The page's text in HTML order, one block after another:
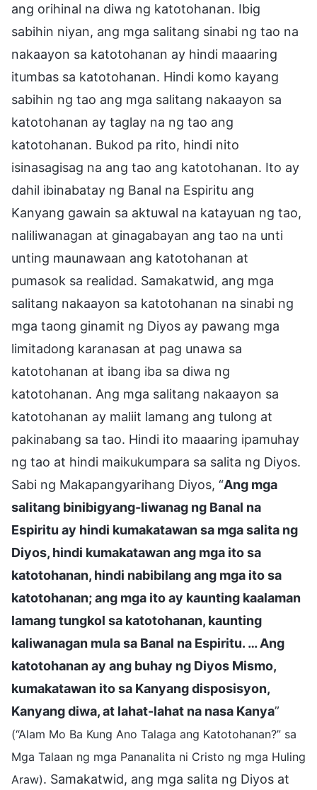
ang orihinal na diwa ng katotohanan. Ibig
sabihin niyan, ang mga salitang sinabi ng tao na
nakaayon sa katotohanan ay hindi maaaring
itumbas sa katotohanan. Hindi komo kayang
sabihin ng tao ang mga salitang nakaayon sa
katotohanan ay taglay na ng tao ang
katotohanan. Bukod pa rito, hindi nito
isinasagisag na ang tao ang katotohanan. Ito ay
dahil ibinabatay ng Banal na Espiritu ang
Kanyang gawain sa aktuwal na katayuan ng tao,
naliliwanagan at ginagabayan ang tao na unti
unting maunawaan ang katotohanan at
pumasok sa realidad. Samakatwid, ang mga
salitang nakaayon sa katotohanan na sinabi ng
mga taong ginamit ng Diyos ay pawang mga
limitadong karanasan at pag unawa sa
katotohanan at ibang iba sa diwa ng
katotohanan. Ang mga salitang nakaayon sa
katotohanan ay maliit lamang ang tulong at
pakinabang sa tao. Hindi ito maaaring ipamuhay
ng tao at hindi maikukumpara sa salita ng Diyos.
Sabi ng Makapangyarihang Diyos, “Ang mga
salitang binibigyang-liwanag ng Banal na
Espiritu ay hindi kumakatawan sa mga salita ng
Diyos, hindi kumakatawan ang mga ito sa
katotohanan, hindi nabibilang ang mga ito sa
katotohanan; ang mga ito ay kaunting kaalaman
lamang tungkol sa katotohanan, kaunting
kaliwanagan mula sa Banal na Espiritu. … Ang
katotohanan ay ang buhay ng Diyos Mismo,
kumakatawan ito sa Kanyang disposisyon,
Kanyang diwa, at lahat-lahat na nasa Kanya”
(“Alam Mo Ba Kung Ano Talaga ang Katotohanan?” sa
Mga Talaan ng mga Pananalita ni Cristo ng mga Huling
Araw). Samakatwid, ang mga salita ng Diyos at